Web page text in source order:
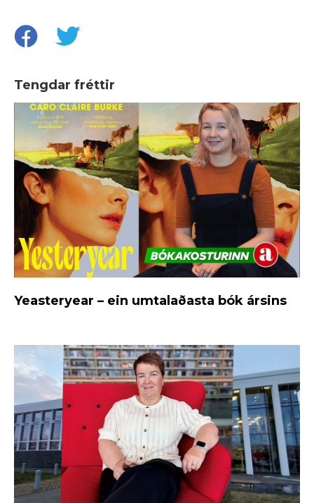
Tengdar fréttir
Yeasteryear – ein umtalaðasta bók ársins